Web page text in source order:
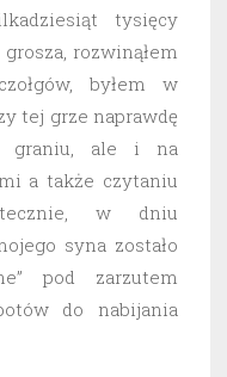
tysięcy
rozwinąłem
byłem w
tej grze naprawdę
graniu, ale i na
a także czytaniu
w dniu
syna zostało
pod zarzutem
do nabijania